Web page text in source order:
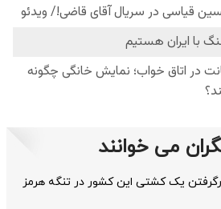
می خوانند
یک کشتی این کشور در تنگه هرمز